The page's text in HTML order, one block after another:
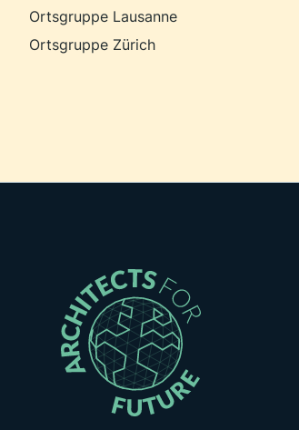
Ortsgruppe Lausanne
Ortsgruppe Zürich